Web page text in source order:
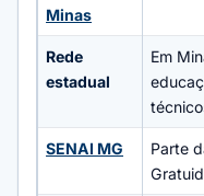
Minas
Rede
estadual
Em
SENAI MG
Parte